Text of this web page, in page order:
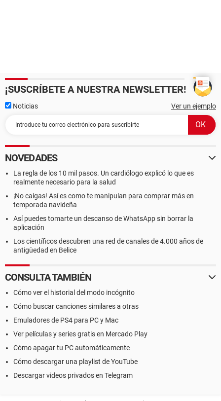
¡SUSCRÍBETE A NUESTRA NEWSLETTER!
Noticias Ver un ejemplo
NOVEDADES
La regla de los 10 mil pasos. Un cardiólogo explicó lo que es
realmente necesario para la salud
¡No caigas! Así es como te manipulan para comprar más en
temporada navideña
Así puedes tomarte un descanso de WhatsApp sin borrar la
aplicación
Los científicos descubren una red de canales de 4.000 años de
antigüedad en Belice
CONSULTA TAMBIÉN
Cómo ver el historial del modo incógnito
Cómo buscar canciones similares a otras
Emuladores de PS4 para PC y Mac
Ver películas y series gratis en Mercado Play
Cómo apagar tu PC automáticamente
Cómo descargar una playlist de YouTube
Descargar videos privados en Telegram